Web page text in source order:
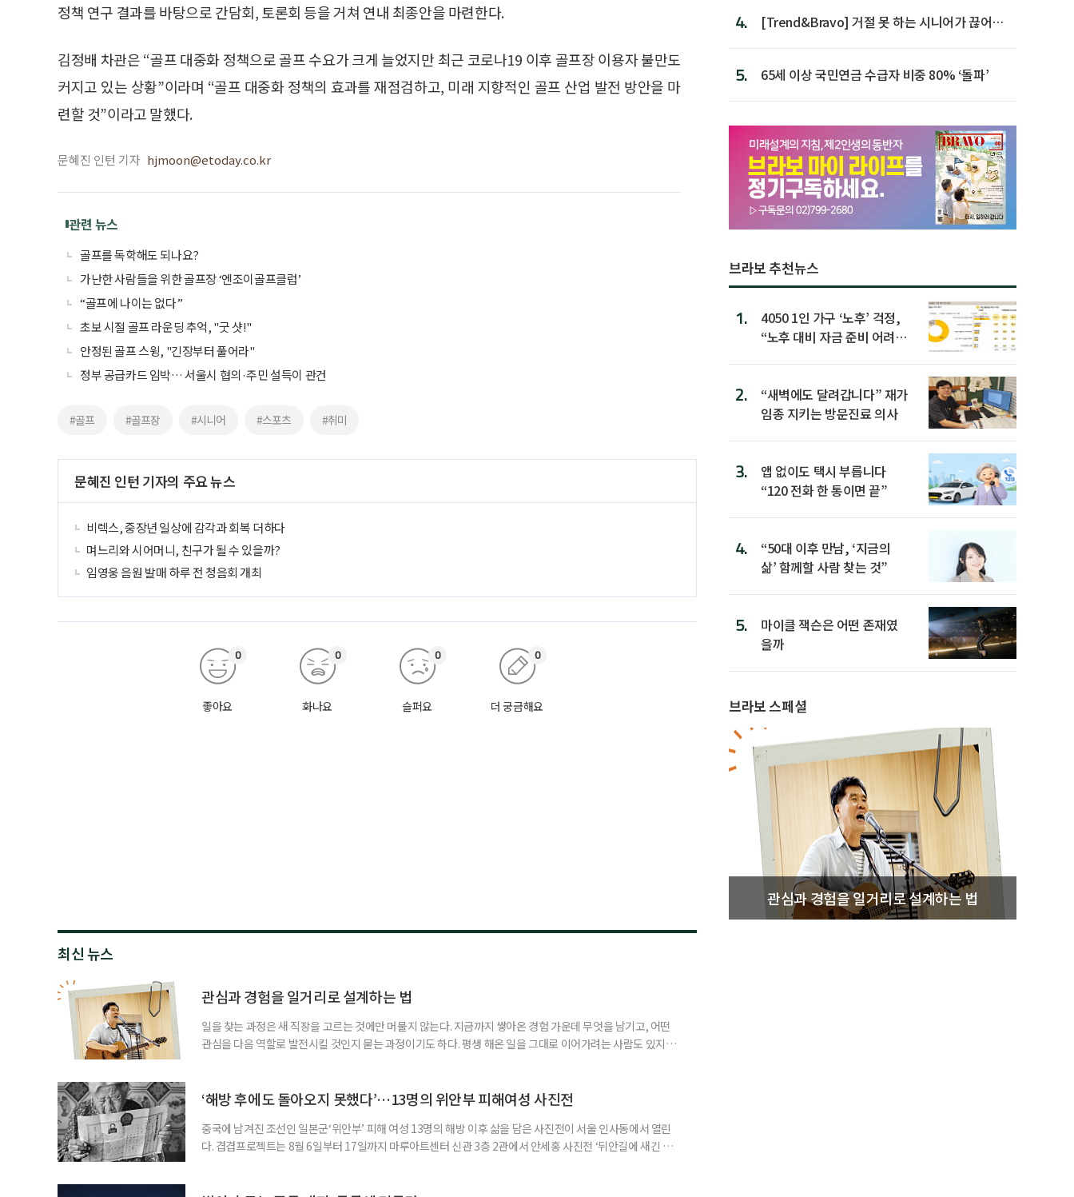
정책 연구 결과를 바탕으로 간담회, 토론회 등을 거쳐 연내 최종안을 마련한다.
김정배 차관은 “골프 대중화 정책으로 골프 수요가 크게 늘었지만 최근 코로나19 이후 골프장 이용자 불만도
커지고 있는 상황”이라며 “골프 대중화 정책의 효과를 재점검하고, 미래 지향적인 골프 산업 발전 방안을 마
련할 것”이라고 말했다.
문혜진 인턴 기자 hjmoon@etoday.co.kr
관련 뉴스
골프를 독학해도 되나요?
가난한 사람들을 위한 골프장 ‘엔조이골프클럽’
“골프에 나이는 없다”
초보 시절 골프 라운딩 추억, "굿 샷!"
안정된 골프 스윙, "긴장부터 풀어라"
정부 공급카드 임박… 서울시 협의·주민 설득이 관건
#골프 #골프장 #시니어 #스포츠 #취미
문혜진 인턴 기자의 주요 뉴스
비렉스, 중장년 일상에 감각과 회복 더하다
며느리와 시어머니, 친구가 될 수 있을까?
임영웅 음원 발매 하루 전 청음회 개최
좋아요
0
화나요
0
슬퍼요
0
더 궁금해요
0
최신 뉴스
관심과 경험을 일거리로 설계하는 법
일을 찾는 과정은 새 직장을 고르는 것에만 머물지 않는다. 지금까지 쌓아온 경험 가운데 무엇을 남기고, 어떤
관심을 다음 역할로 발전시킬 것인지 묻는 과정이기도 하다. 평생 해온 일을 그대로 이어가려는 사람도 있지만,
시한다고 해서 수익을 가볍게 본다는 뜻은 아니다. 다만 재미탐구형에게 일은 급여만으로 충족되지 않는다
‘해방 후에도 돌아오지 못했다’…13명의 위안부 피해여성 사진전
중국에 남겨진 조선인 일본군‘위안부’ 피해 여성 13명의 해방 이후 삶을 담은 사진전이 서울 인사동에서 열린
다. 겹겹프로젝트는 8월 6일부터 17일까지 마루아트센터 신관 3층 2관에서 안세홍 사진전 ‘뒤안길에 새긴 이
4.
[Trend&Bravo] 거절 못 하는 시니어가 끊어야
5. 65세 이상 국민연금 수급자 비중 80% ‘돌파’
브라보 추천뉴스
1.
4050 1인 가구 ‘노후’ 걱정,
“노후 대비 자금 준비 어려
2.
“새벽에도 달려갑니다” 재가
임종 지키는 방문진료 의사
3.
앱 없이도 택시 부릅니다
“120 전화 한 통이면 끝”
4.
“50대 이후 만남, ‘지금의
삶’ 함께할 사람 찾는 것”
5.
마이클 잭슨은 어떤 존재였
을까
브라보 스페셜
관심과 경험을 일거리로 설계하는 법